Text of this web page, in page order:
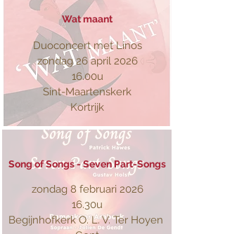
Wat maant
Duoconcert met Linos
zondag 26 april 2026
16.00u
Sint-Maartenskerk
Kortrijk
Song of Songs - Seven Part-Songs
zondag 8 februari 2026
16.30u
Begijnhofkerk O. L. V. Ter Hoyen